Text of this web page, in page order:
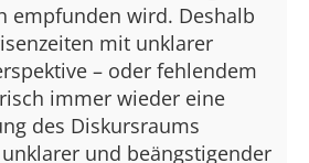
empfunden wird. Deshalb
mit unklarer
– oder fehlendem
immer wieder eine
des Diskursraums
und beängstigender